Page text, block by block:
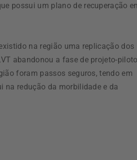
possui um plano de recuperação
na região uma replicação dos
abandonou a fase de projeto-
foram passos seguros, tendo em
na redução da morbilidade e da